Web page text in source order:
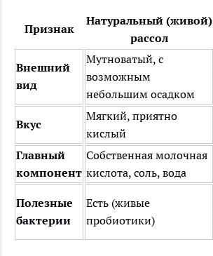
Признак
Натуральный (живой)
рассол
Внешний
вид
Мутноватый, с
возможным
небольшим осадком
Вкус
Мягкий, приятно
кислый
Главный
компонент
Собственная молочная
кислота, соль, вода
Полезные
бактерии
Есть (живые
пробиотики)